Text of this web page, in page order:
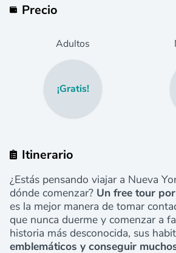
Precio
Adultos
¡Gratis!
Itinerario
¿Estás pensando viajar a Nueva
dónde comenzar? Un free tour
es la mejor manera de tomar
que nunca duerme y comenzar a
historia más desconocida, sus
emblemáticos y conseguir